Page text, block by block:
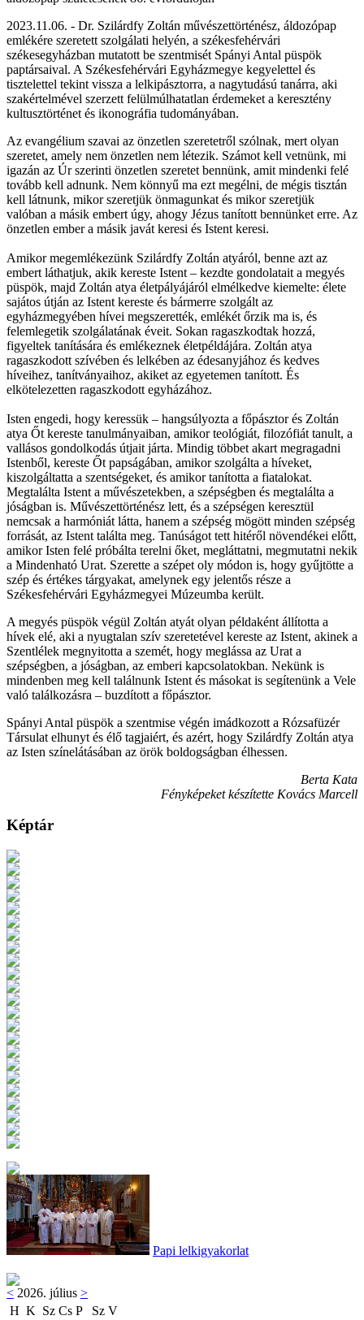
2023.11.06. - Dr. Szilárdfy Zoltán művészettörténész, áldozópap
emlékére szeretett szolgálati helyén, a székesfehérvári
székesegyházban mutatott be szentmisét Spányi Antal püspök
paptársaival. A Székesfehérvári Egyházmegye kegyelettel és
tisztelettel tekint vissza a lelkipásztorra, a nagytudású tanárra, aki
szakértelmével szerzett felülmúlhatatlan érdemeket a keresztény
kultusztörténet és ikonográfia tudományában.
Az evangélium szavai az önzetlen szeretetről szólnak, mert olyan
szeretet, amely nem önzetlen nem létezik. Számot kell vetnünk, mi
igazán az Úr szerinti önzetlen szeretet bennünk, amit mindenki felé
tovább kell adnunk. Nem könnyű ma ezt megélni, de mégis tisztán
kell látnunk, mikor szeretjük önmagunkat és mikor szeretjük
valóban a másik embert úgy, ahogy Jézus tanított bennünket erre. Az
önzetlen ember a másik javát keresi és Istent keresi.
Amikor megemlékezünk Szilárdfy Zoltán atyáról, benne azt az
embert láthatjuk, akik kereste Istent – kezdte gondolatait a megyés
püspök, majd Zoltán atya életpályájáról elmélkedve kiemelte: élete
sajátos útján az Istent kereste és bármerre szolgált az
egyházmegyében hívei megszerették, emlékét őrzik ma is, és
felemlegetik szolgálatának éveit. Sokan ragaszkodtak hozzá,
figyeltek tanítására és emlékeznek életpéldájára. Zoltán atya
ragaszkodott szívében és lelkében az édesanyjához és kedves
híveihez, tanítványaihoz, akiket az egyetemen tanított. És
elkötelezetten ragaszkodott egyházához.
Isten engedi, hogy keressük – hangsúlyozta a főpásztor és Zoltán
atya Őt kereste tanulmányaiban, amikor teológiát, filozófiát tanult, a
vallásos gondolkodás útjait járta. Mindig többet akart megragadni
Istenből, kereste Őt papságában, amikor szolgálta a híveket,
kiszolgáltatta a szentségeket, és amikor tanította a fiatalokat.
Megtalálta Istent a művészetekben, a szépségben és megtalálta a
jóságban is. Művészettörténész lett, és a szépségen keresztül
nemcsak a harmóniát látta, hanem a szépség mögött minden szépség
forrását, az Istent találta meg. Tanúságot tett hitéről növendékei előtt,
amikor Isten felé próbálta terelni őket, megláttatni, megmutatni nekik
a Mindenható Urat. Szerette a szépet oly módon is, hogy gyűjtötte a
szép és értékes tárgyakat, amelynek egy jelentős része a
Székesfehérvári Egyházmegyei Múzeumba került.
A megyés püspök végül Zoltán atyát olyan példaként állította a
hívek elé, aki a nyugtalan szív szeretetével kereste az Istent, akinek a
Szentlélek megnyitotta a szemét, hogy meglássa az Urat a
szépségben, a jóságban, az emberi kapcsolatokban. Nekünk is
mindenben meg kell találnunk Istent és másokat is segítenünk a Vele
való találkozásra – buzdított a főpásztor.
Spányi Antal püspök a szentmise végén imádkozott a Rózsafüzér
Társulat elhunyt és élő tagjaiért, és azért, hogy Szilárdfy Zoltán atya
az Isten színelátásában az örök boldogságban élhessen.
Berta Kata
Fényképeket készítette Kovács Marcell
Képtár
Papi lelkigyakorlat
< 2026. július >
H K Sz Cs P Sz V